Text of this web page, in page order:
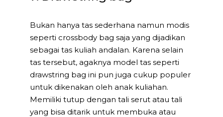
Bukan hanya tas sederhana namun modis
seperti crossbody bag saja yang dijadikan
sebagai tas kuliah andalan. Karena selain
tas tersebut, agaknya model tas seperti
drawstring bag ini pun juga cukup populer
untuk dikenakan oleh anak kuliahan.
Memiliki tutup dengan tali serut atau tali
yang bisa ditarik untuk membuka atau